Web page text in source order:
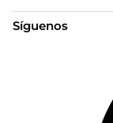
Síguenos